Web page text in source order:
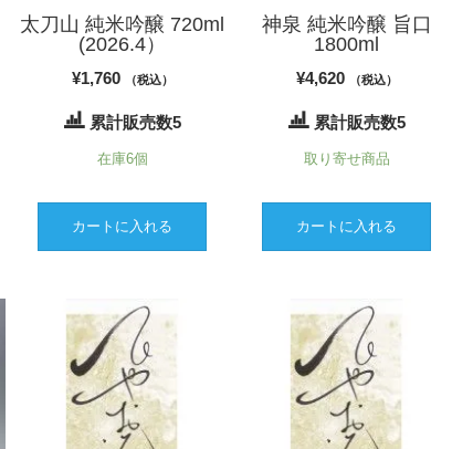
太刀山 純米吟醸 720ml
(2026.4）
¥1,760 （税込）
累計販売数5
在庫6個
カートに入れる
神泉 純米吟醸 旨口
1800ml
¥4,620 （税込）
累計販売数5
取り寄せ商品
カートに入れる